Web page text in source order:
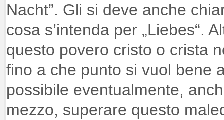
Nacht”. Gli si deve anche
cosa s’intenda per „Liebes“.
questo povero cristo o crista
fino a che punto si vuol bene
possibile eventualmente,
mezzo, superare questo